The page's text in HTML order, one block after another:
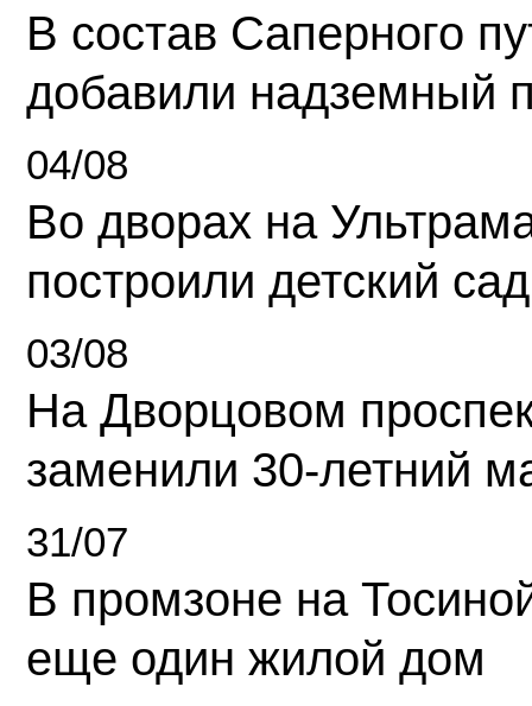
В состав Саперного
добавили надземный
04/08
Во дворах на
построили детский сад
03/08
На Дворцовом
заменили 30-летний
31/07
В промзоне на
еще один жилой дом